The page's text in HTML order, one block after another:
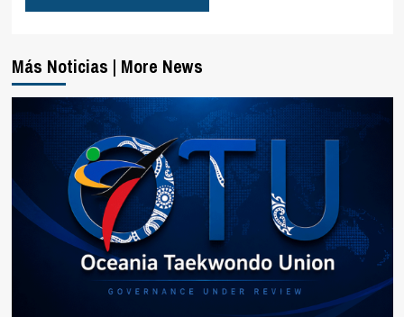
Más Noticias | More News